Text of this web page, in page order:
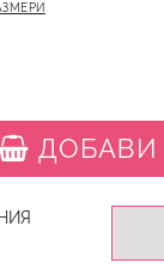
ДОБАВИ